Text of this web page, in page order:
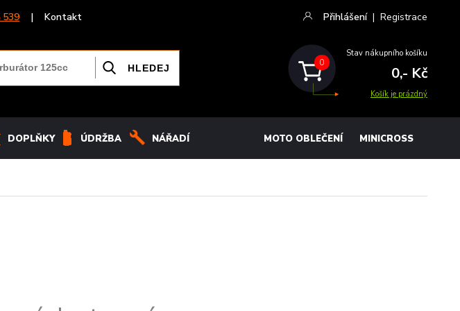
539 | Kontakt Přihlášení | Registrace
0
Stav nákupního košíku
0,- Kč
Košík je prázdný
DOPLŇKY ÚDRŽBA NÁŘADÍ MOTO OBLEČENÍ MINICROSS